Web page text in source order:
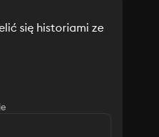
się historiami ze